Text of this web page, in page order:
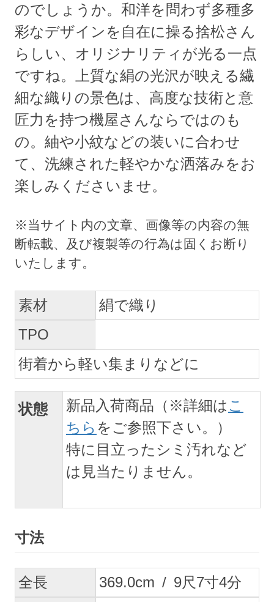
のでしょうか。和洋を問わず多種多
彩なデザインを自在に操る捨松さん
らしい、オリジナリティが光る一点
ですね。上質な絹の光沢が映える繊
細な織りの景色は、高度な技術と意
匠力を持つ機屋さんならではのも
の。紬や小紋などの装いに合わせ
て、洗練された軽やかな洒落みをお
楽しみくださいませ。
素材
絹で織り
TPO
街着から軽い集まりなどに
状態 新品入荷商品（※詳細は こ
ちら をご参照下さい。）
特に目立ったシミ汚れなど
は見当たりません。
寸法
全長 369.0cm / 9尺7寸4分